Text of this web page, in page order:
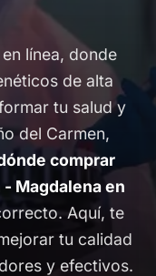
línea, donde
de alta
tu salud y
del Carmen,
comprar
Magdalena en
Aquí, te
tu calidad
y efectivos.